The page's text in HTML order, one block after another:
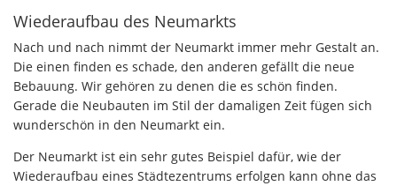
Wiederaufbau des Neumarkts
Nach und nach nimmt der Neumarkt immer mehr Gestalt an.
Die einen finden es schade, den anderen gefällt die neue
Bebauung. Wir gehören zu denen die es schön finden.
Gerade die Neubauten im Stil der damaligen Zeit fügen sich
wunderschön in den Neumarkt ein.
Der Neumarkt ist ein sehr gutes Beispiel dafür, wie der
Wiederaufbau eines Städtezentrums erfolgen kann ohne das